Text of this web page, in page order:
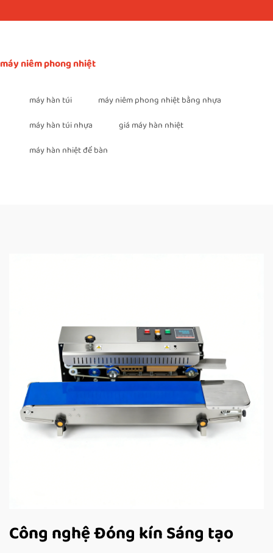
máy niêm phong nhiệt
máy hàn túi
máy niêm phong nhiệt bằng nhựa
máy hàn túi nhựa
giá máy hàn nhiệt
máy hàn nhiệt để bàn
Công nghệ Đóng kín Sáng tạo